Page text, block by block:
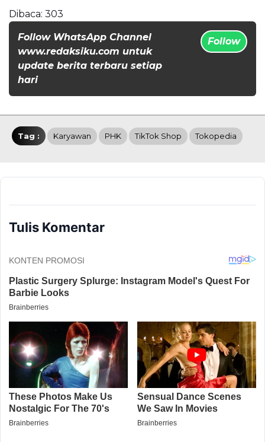
Dibaca: 303
Follow WhatsApp Channel
www.redaksiku.com untuk
update berita terbaru setiap
hari
Follow
Tag : Karyawan PHK TikTok Shop Tokopedia
Tulis Komentar